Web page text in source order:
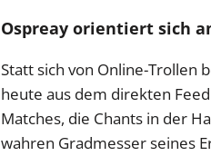
Ospreay orientiert sich
Statt sich von Online-Trollen
heute aus dem direkten
Matches, die Chants in der
wahren Gradmesser seines